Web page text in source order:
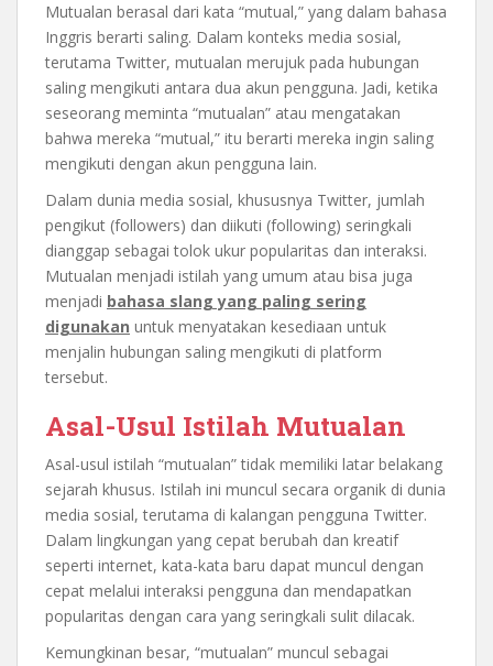
Mutualan berasal dari kata “mutual,” yang dalam bahasa
Inggris berarti saling. Dalam konteks media sosial,
terutama Twitter, mutualan merujuk pada hubungan
saling mengikuti antara dua akun pengguna. Jadi, ketika
seseorang meminta “mutualan” atau mengatakan
bahwa mereka “mutual,” itu berarti mereka ingin saling
mengikuti dengan akun pengguna lain.
Dalam dunia media sosial, khususnya Twitter, jumlah
pengikut (followers) dan diikuti (following) seringkali
dianggap sebagai tolok ukur popularitas dan interaksi.
Mutualan menjadi istilah yang umum atau bisa juga
menjadi bahasa slang yang paling sering
digunakan untuk menyatakan kesediaan untuk
menjalin hubungan saling mengikuti di platform
tersebut.
Asal-Usul Istilah Mutualan
Asal-usul istilah “mutualan” tidak memiliki latar belakang
sejarah khusus. Istilah ini muncul secara organik di dunia
media sosial, terutama di kalangan pengguna Twitter.
Dalam lingkungan yang cepat berubah dan kreatif
seperti internet, kata-kata baru dapat muncul dengan
cepat melalui interaksi pengguna dan mendapatkan
popularitas dengan cara yang seringkali sulit dilacak.
Kemungkinan besar, “mutualan” muncul sebagai